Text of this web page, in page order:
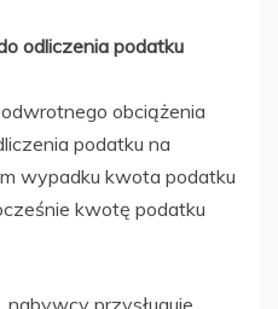
odliczenia podatku
obciążenia
podatku na
wypadku kwota podatku
kwotę podatku